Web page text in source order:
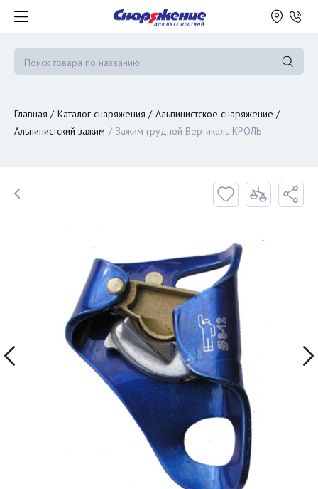
Главная Каталог снаряжения
Альпинистское снаряжение
Альпинистский зажим
Зажим грудной Вертикаль КРОЛЬ